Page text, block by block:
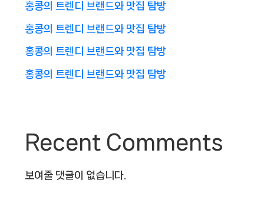
홍콩의 트렌디 브랜드와 맛집 탐방
홍콩의 트렌디 브랜드와 맛집 탐방
홍콩의 트렌디 브랜드와 맛집 탐방
홍콩의 트렌디 브랜드와 맛집 탐방
Recent Comments
보여줄 댓글이 없습니다.